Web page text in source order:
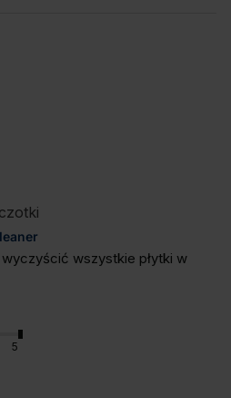
wszystkie płytki w
5